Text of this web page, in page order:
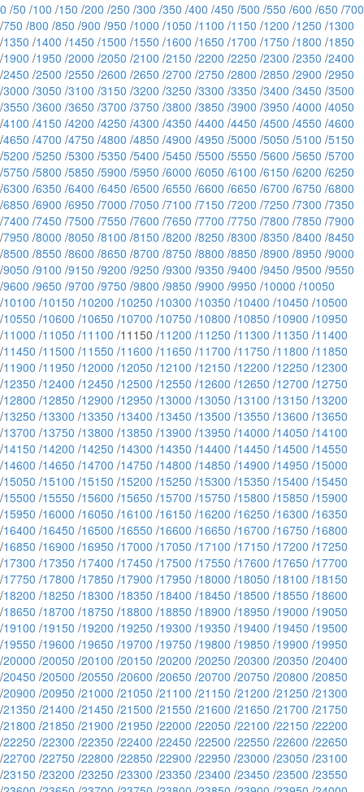
0 /50 /100 /150 /200 /250 /300 /350 /400 /450 /500 /550 /600 /650 /700
/750 /800 /850 /900 /950 /1000 /1050 /1100 /1150 /1200 /1250 /1300
/1350 /1400 /1450 /1500 /1550 /1600 /1650 /1700 /1750 /1800 /1850
/1900 /1950 /2000 /2050 /2100 /2150 /2200 /2250 /2300 /2350 /2400
/2450 /2500 /2550 /2600 /2650 /2700 /2750 /2800 /2850 /2900 /2950
/3000 /3050 /3100 /3150 /3200 /3250 /3300 /3350 /3400 /3450 /3500
/3550 /3600 /3650 /3700 /3750 /3800 /3850 /3900 /3950 /4000 /4050
/4100 /4150 /4200 /4250 /4300 /4350 /4400 /4450 /4500 /4550 /4600
/4650 /4700 /4750 /4800 /4850 /4900 /4950 /5000 /5050 /5100 /5150
/5200 /5250 /5300 /5350 /5400 /5450 /5500 /5550 /5600 /5650 /5700
/5750 /5800 /5850 /5900 /5950 /6000 /6050 /6100 /6150 /6200 /6250
/6300 /6350 /6400 /6450 /6500 /6550 /6600 /6650 /6700 /6750 /6800
/6850 /6900 /6950 /7000 /7050 /7100 /7150 /7200 /7250 /7300 /7350
/7400 /7450 /7500 /7550 /7600 /7650 /7700 /7750 /7800 /7850 /7900
/7950 /8000 /8050 /8100 /8150 /8200 /8250 /8300 /8350 /8400 /8450
/8500 /8550 /8600 /8650 /8700 /8750 /8800 /8850 /8900 /8950 /9000
/9050 /9100 /9150 /9200 /9250 /9300 /9350 /9400 /9450 /9500 /9550
/9600 /9650 /9700 /9750 /9800 /9850 /9900 /9950 /10000 /10050
/10100 /10150 /10200 /10250 /10300 /10350 /10400 /10450 /10500
/10550 /10600 /10650 /10700 /10750 /10800 /10850 /10900 /10950
/11000 /11050 /11100 /11150 /11200 /11250 /11300 /11350 /11400
/11450 /11500 /11550 /11600 /11650 /11700 /11750 /11800 /11850
/11900 /11950 /12000 /12050 /12100 /12150 /12200 /12250 /12300
/12350 /12400 /12450 /12500 /12550 /12600 /12650 /12700 /12750
/12800 /12850 /12900 /12950 /13000 /13050 /13100 /13150 /13200
/13250 /13300 /13350 /13400 /13450 /13500 /13550 /13600 /13650
/13700 /13750 /13800 /13850 /13900 /13950 /14000 /14050 /14100
/14150 /14200 /14250 /14300 /14350 /14400 /14450 /14500 /14550
/14600 /14650 /14700 /14750 /14800 /14850 /14900 /14950 /15000
/15050 /15100 /15150 /15200 /15250 /15300 /15350 /15400 /15450
/15500 /15550 /15600 /15650 /15700 /15750 /15800 /15850 /15900
/15950 /16000 /16050 /16100 /16150 /16200 /16250 /16300 /16350
/16400 /16450 /16500 /16550 /16600 /16650 /16700 /16750 /16800
/16850 /16900 /16950 /17000 /17050 /17100 /17150 /17200 /17250
/17300 /17350 /17400 /17450 /17500 /17550 /17600 /17650 /17700
/17750 /17800 /17850 /17900 /17950 /18000 /18050 /18100 /18150
/18200 /18250 /18300 /18350 /18400 /18450 /18500 /18550 /18600
/18650 /18700 /18750 /18800 /18850 /18900 /18950 /19000 /19050
/19100 /19150 /19200 /19250 /19300 /19350 /19400 /19450 /19500
/19550 /19600 /19650 /19700 /19750 /19800 /19850 /19900 /19950
/20000 /20050 /20100 /20150 /20200 /20250 /20300 /20350 /20400
/20450 /20500 /20550 /20600 /20650 /20700 /20750 /20800 /20850
/20900 /20950 /21000 /21050 /21100 /21150 /21200 /21250 /21300
/21350 /21400 /21450 /21500 /21550 /21600 /21650 /21700 /21750
/21800 /21850 /21900 /21950 /22000 /22050 /22100 /22150 /22200
/22250 /22300 /22350 /22400 /22450 /22500 /22550 /22600 /22650
/22700 /22750 /22800 /22850 /22900 /22950 /23000 /23050 /23100
/23150 /23200 /23250 /23300 /23350 /23400 /23450 /23500 /23550